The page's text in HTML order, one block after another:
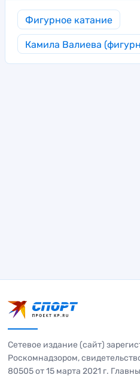
Фигурное катание
Камила Валиева
Сетевое издание (сайт)
Роскомнадзором,
80505 от 15 марта 2021 г.